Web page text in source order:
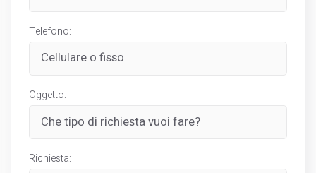
Telefono:
Oggetto:
Richiesta: